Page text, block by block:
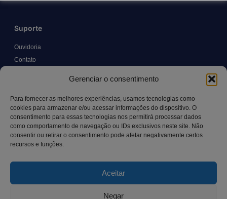
Gerenciar o consentimento
Para fornecer as melhores experiências, usamos tecnologias como
cookies para armazenar e/ou acessar informações do dispositivo. O
consentimento para essas tecnologias nos permitirá processar dados
como comportamento de navegação ou IDs exclusivos neste site. Não
consentir ou retirar o consentimento pode afetar negativamente certos
recursos e funções.
Aceitar
Negar
Suporte
Ouvidoria
Contato
Canal LGPD e Segurança da Informação
Contato